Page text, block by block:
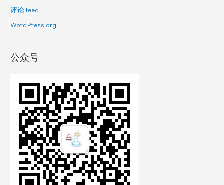
评论 feed
WordPress.org
公众号